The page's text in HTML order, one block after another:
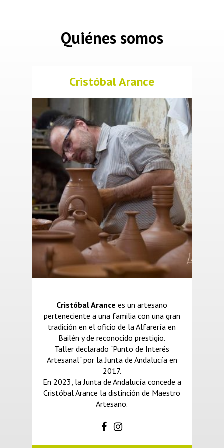
Quiénes somos
Cristóbal Arance
Cristóbal Arance es un artesano
perteneciente a una familia con una gran
tradición en el oficio de la Alfarería en
Bailén y de reconocido prestigio.
Taller declarado "Punto de Interés
Artesanal" por la Junta de Andalucía en
2017.
En 2023, la Junta de Andalucía concede a
Cristóbal Arance la distinción de Maestro
Artesano.